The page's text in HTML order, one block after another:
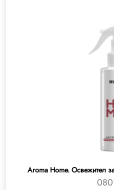
Aroma Home. Освежител